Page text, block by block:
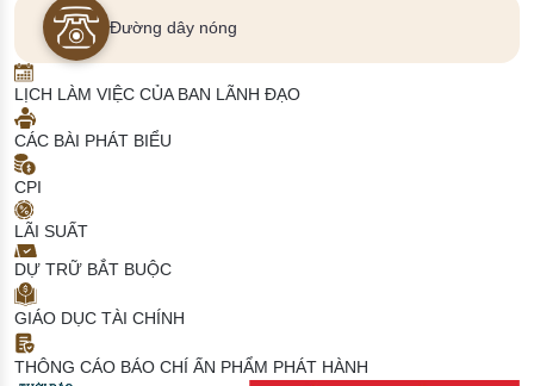
Đường dây nóng
LỊCH LÀM VIỆC CỦA BAN LÃNH ĐẠO
CÁC BÀI PHÁT BIỂU
CPI
LÃI SUẤT
DỰ TRỮ BẮT BUỘC
GIÁO DỤC TÀI CHÍNH
THÔNG CÁO BÁO CHÍ ẤN PHẨM PHÁT HÀNH